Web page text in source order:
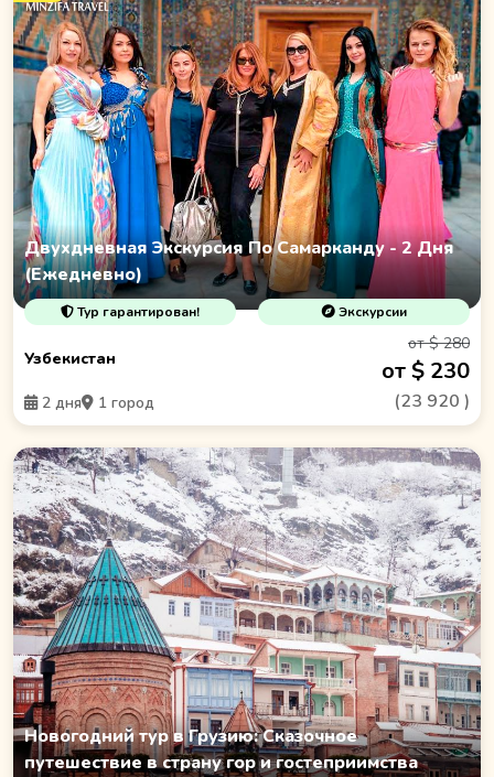
Двухдневная Экскурсия По Самарканду - 2 Дня
(Ежедневно)
Тур гарантирован! Экскурсии
Узбекистан
2 дня 1 город
от $ 280
от $ 230
(23 920 )
Новогодний тур в Грузию: Сказочное
путешествие в страну гор и гостеприимства